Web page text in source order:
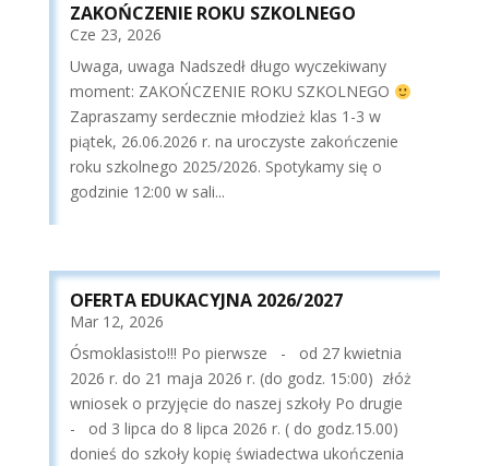
ZAKOŃCZENIE ROKU SZKOLNEGO
Cze 23, 2026
Uwaga, uwaga Nadszedł długo wyczekiwany
moment: ZAKOŃCZENIE ROKU SZKOLNEGO
Zapraszamy serdecznie młodzież klas 1-3 w
piątek, 26.06.2026 r. na uroczyste zakończenie
roku szkolnego 2025/2026. Spotykamy się o
godzinie 12:00 w sali...
OFERTA EDUKACYJNA 2026/2027
Mar 12, 2026
Ósmoklasisto!!! Po pierwsze - od 27 kwietnia
2026 r. do 21 maja 2026 r. (do godz. 15:00) złóż
wniosek o przyjęcie do naszej szkoły Po drugie
- od 3 lipca do 8 lipca 2026 r. ( do godz.15.00)
donieś do szkoły kopię świadectwa ukończenia